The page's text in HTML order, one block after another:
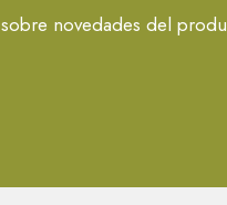
novedades del